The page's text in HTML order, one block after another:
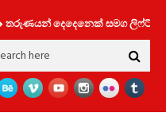
දෙදෙනෙක් සමග ලිෆ්ට් එකක්